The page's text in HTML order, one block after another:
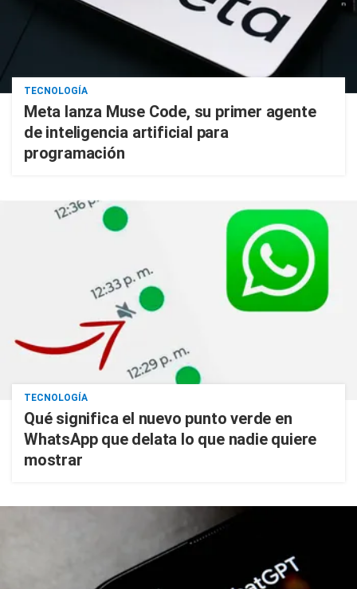
TECNOLOGÍA
Meta lanza Muse Code, su primer agente
de inteligencia artificial para
programación
TECNOLOGÍA
Qué significa el nuevo punto verde en
WhatsApp que delata lo que nadie quiere
mostrar